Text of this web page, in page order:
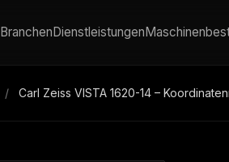
BranchenDienstleistungen
/ Carl Zeiss VISTA 1620-14 –